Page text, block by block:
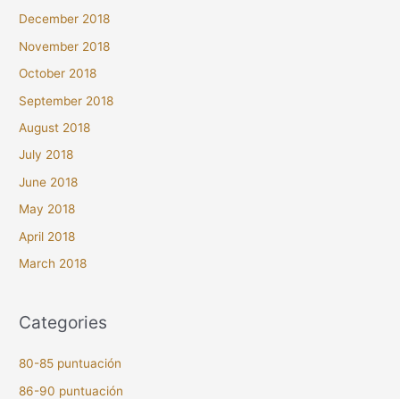
December 2018
November 2018
October 2018
September 2018
August 2018
July 2018
June 2018
May 2018
April 2018
March 2018
Categories
80-85 puntuación
86-90 puntuación